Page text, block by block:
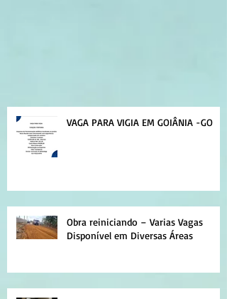
VAGA PARA VIGIA EM GOIÂNIA -GO
Obra reiniciando – Varias Vagas
Disponível em Diversas Áreas